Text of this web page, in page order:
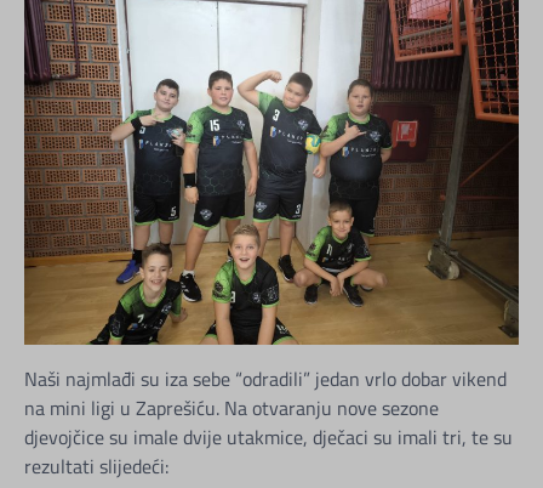
Naši najmlađi su iza sebe “odradili” jedan vrlo dobar vikend
na mini ligi u Zaprešiću. Na otvaranju nove sezone
djevojčice su imale dvije utakmice, dječaci su imali tri, te su
rezultati slijedeći: